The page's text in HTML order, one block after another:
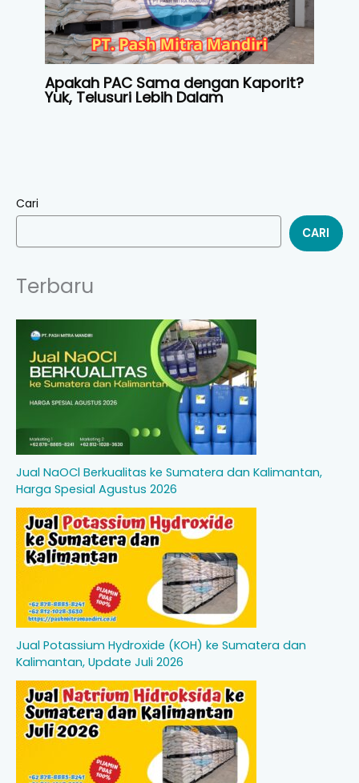
Apakah PAC Sama dengan Kaporit?
Yuk, Telusuri Lebih Dalam
Cari
CARI
Terbaru
Jual NaOCl Berkualitas ke Sumatera dan Kalimantan,
Harga Spesial Agustus 2026
Jual Potassium Hydroxide (KOH) ke Sumatera dan
Kalimantan, Update Juli 2026